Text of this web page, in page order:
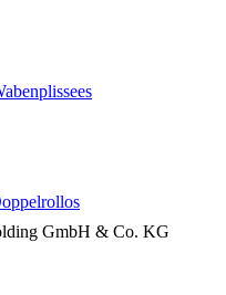
GmbH & Co. KG